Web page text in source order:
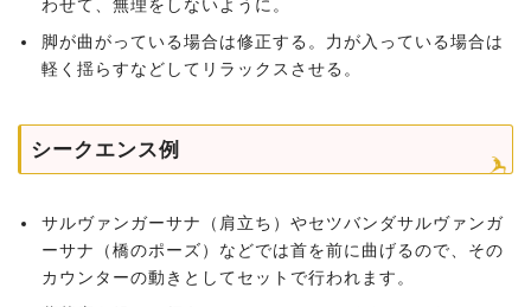
わせて、無理をしないように。
脚が曲がっている場合は修正する。力が入っている場合は
軽く揺らすなどしてリラックスさせる。
シークエンス例
サルヴァンガーサナ（肩立ち）やセツバンダサルヴァンガ
ーサナ（橋のポーズ）などでは首を前に曲げるので、その
カウンターの動きとしてセットで行われます。